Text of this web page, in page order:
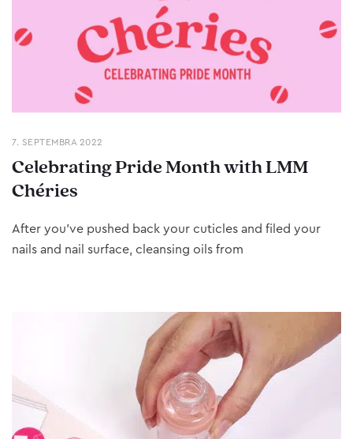
7. SEPTEMBRA 2022
Celebrating Pride Month with LMM
Chéries
After you’ve pushed back your cuticles and filed your
nails and nail surface, cleansing oils from